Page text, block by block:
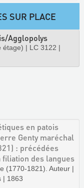
SUR PLACE
Agglopolys
étage) | LC 3122 |
en patois
Genty maréchal
: précédées
filiation des langues
(1770-1821). Auteur |
| 1863